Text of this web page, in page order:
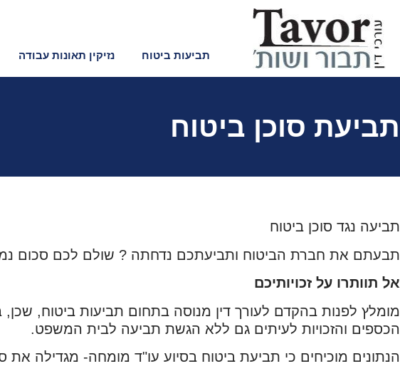
תביעות ביטוח נזיקין תאונות עבודה
תביעת סוכן ביטוח
תביעה נגד סוכן ביטוח
תבעתם את חברת הביטוח ותביעתכם נדחתה ? שולם לכם סכום
אל תוותרו על זכויותיכם
מומלץ לפנות בהקדם לעורך דין מנוסה בתחום תביעות ביטוח,
הכספים והזכויות לעיתים גם ללא הגשת תביעה לבית המשפט.
הנתונים מוכיחים כי תביעת ביטוח בסיוע עו"ד מומחה- מגדילה את